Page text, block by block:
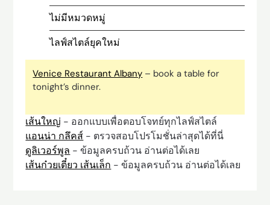
ไม่มีหมวดหมู่
ไลฟ์สไตล์ยุคใหม่
Venice Restaurant Albany – book a table for
tonight’s dinner.
เส้นใหญ่ - ออกแบบเพื่อตอบโจทย์ทุกไลฟ์สไตล์
แอนน่า กลึคส์ - ตรวจสอบโปรโมชั่นล่าสุดได้ที่นี่
ดูลิเวอร์พูล - ข้อมูลครบถ้วน อ่านต่อได้เลย
เส้นก๋วยเตี๋ยว เส้นเล็ก - ข้อมูลครบถ้วน อ่านต่อได้เลย